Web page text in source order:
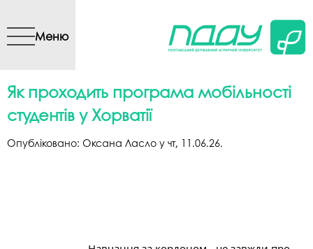
вмісту
Меню
Як проходить програма мобільності
студентів у Хорватії
Опубліковано: Оксана Ласло у чт, 11.06.26.